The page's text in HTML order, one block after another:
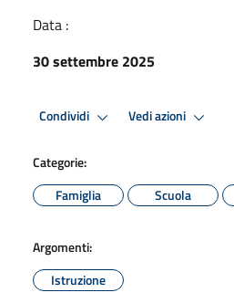
Data :
30 settembre 2025
Condividi Vedi azioni
Categorie:
Famiglia
Scuola
Argomenti:
Istruzione